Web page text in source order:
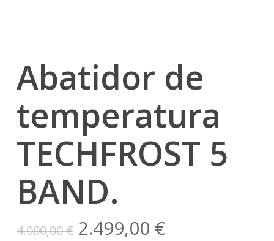
Abatidor de
temperatura
TECHFROST 5
BAND.
4.000,00€ El
2.499,00 €El